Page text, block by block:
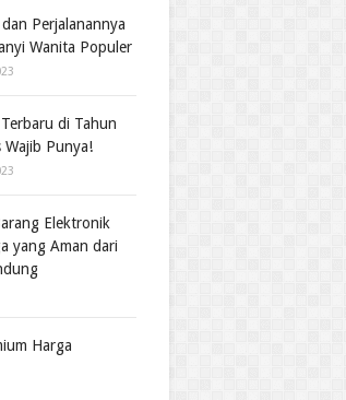
Perjalanannya
Wanita Populer
di Tahun
Wajib Punya!
Elektronik
yang Aman dari
Harga